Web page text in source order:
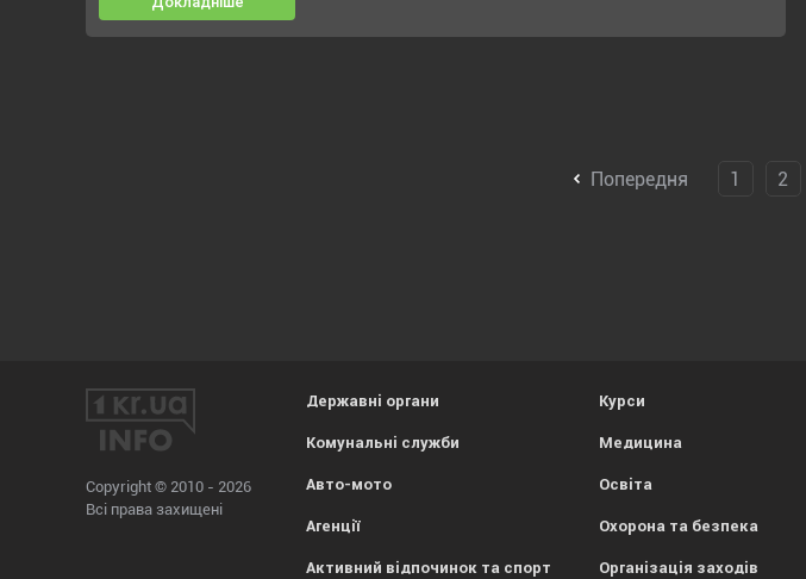
Попередня 1 2
Copyright © 2010 - 2026
Всі права захищені
Державні органи
Комунальні служби
Авто-мото
Агенції
Активний відпочинок та спорт
Курси
Медицина
Освіта
Охорона та безпека
Організація заходів